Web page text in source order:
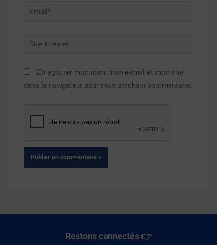
Email*
Site
Enregistrer mon nom, mon e-mail et mon site
dans le navigateur pour mon prochain commentaire.
Restons connectés 👉